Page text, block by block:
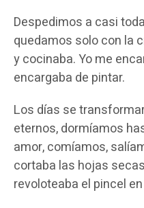
Despedimos a casi
quedamos solo con la
y cocinaba. Yo me
encargaba de pintar.
Los días se
eternos, dormíamos
amor, comíamos,
cortaba las hojas
revoloteaba el pincel